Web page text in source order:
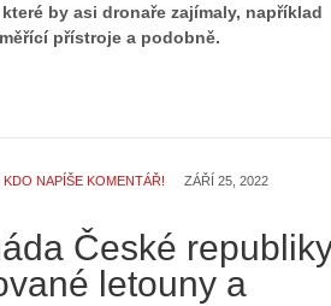
by asi dronaře zajímaly, například
přístroje a podobně.
NAPÍŠE KOMENTÁŘ! ZÁŘÍ 25, 2022
České
letouny a